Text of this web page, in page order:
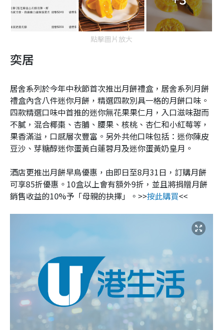
點擊圖片放大
奕居
居舍系列於今年中秋節首次推出月餅禮盒，居舍系列月餅
禮盒內含八件迷你月餅，精選四款別具一格的月餅口味。
四款精選口味中首推的迷你無花果果仁月，入口滋味甜而
不膩，混合椰棗、杏脯、腰果、核桃、杏仁和小紅莓等，
果香滿溢，口感層次豐富。另外共他口味包括：迷你陳皮
豆沙、芽糖醇迷你蛋黃白蓮蓉月及迷你蛋黃奶皇月。
酒店更推出月餅早鳥優惠，由即日至8月31日，訂購月餅
可享85折優惠。10盒以上會有額外9折，並且將捐贈月餅
銷售收益的10%予「母親的抉擇」。>>按此購買<<